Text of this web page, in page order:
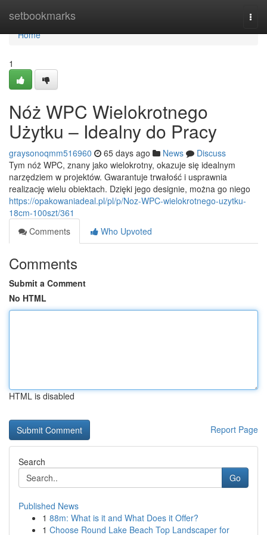
setbookmarks
Home
Home
1
Nóż WPC Wielokrotnego
Użytku – Idealny do Pracy
graysonoqmm516960 65 days ago News
Discuss
Tym nóż WPC, znany jako wielokrotny, okazuje się idealnym
narzędziem w projektów. Gwarantuje trwałość i usprawnia
realizację wielu obiektach. Dzięki jego designie, można go niego
https://opakowaniadeal.pl/pl/p/Noz-WPC-wielokrotnego-uzytku-
18cm-100szt/361
Comments
Who Upvoted
Comments
Submit a Comment
No HTML
HTML is disabled
Report Page
Search
Go
Published News
1 88m: What is it and What Does it Offer?
1 Choose Round Lake Beach Top Landscaper for